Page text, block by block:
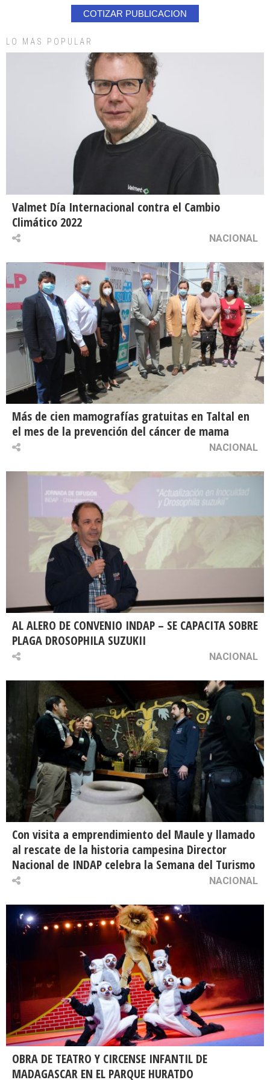
COTIZAR PUBLICACION
LO MAS POPULAR
Valmet Día Internacional contra el Cambio
Climático 2022
NACIONAL
Más de cien mamografías gratuitas en Taltal en
el mes de la prevención del cáncer de mama
NACIONAL
AL ALERO DE CONVENIO INDAP – SE CAPACITA SOBRE
PLAGA DROSOPHILA SUZUKII
NACIONAL
Con visita a emprendimiento del Maule y llamado
al rescate de la historia campesina Director
Nacional de INDAP celebra la Semana del Turismo
NACIONAL
OBRA DE TEATRO Y CIRCENSE INFANTIL DE
MADAGASCAR EN EL PARQUE HURATDO